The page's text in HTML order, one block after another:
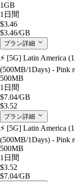
1GB
1日間
$3.46
$3.46/GB
プラン詳細
⚡️ [5G] Latin America
(500MB/1Days) - Pink
500MB
1日間
$7.04/GB
$3.52
プラン詳細
⚡️ [5G] Latin America
(500MB/1Days) - Pink
500MB
1日間
$3.52
$7.04/GB